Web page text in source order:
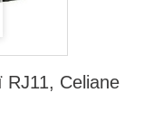
RJ11, Celiane